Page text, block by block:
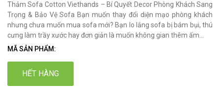
Thảm Sofa Cotton Viethands – Bí Quyết Decor Phòng Khách Sang
Trọng & Bảo Vệ Sofa Bạn muốn thay đổi diện mạo phòng khách
nhưng chưa muốn mua sofa mới? Bạn lo lắng sofa bị bám bụi, thú
cưng làm trầy xước hay đơn giản là muốn không gian thêm ấm...
MÃ SẢN PHẨM:
HẾT HÀNG